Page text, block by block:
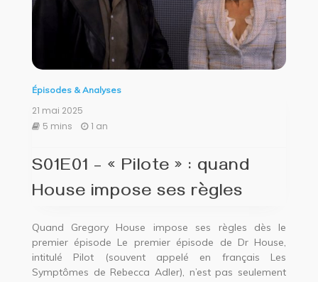
Épisodes & Analyses
21 mai 2025
5 mins
1 an
S01E01 – « Pilote » : quand
House impose ses règles
Quand Gregory House impose ses règles dès le
premier épisode Le premier épisode de Dr House,
intitulé Pilot (souvent appelé en français Les
Symptômes de Rebecca Adler), n’est pas seulement